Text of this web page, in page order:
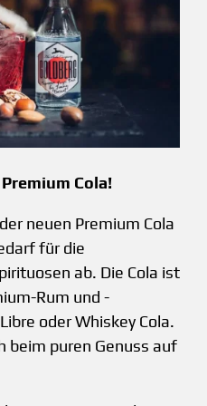
Cola!
neuen Premium Cola
für die
ab. Die Cola ist
Rum und -
oder Whiskey Cola.
beim puren Genuss auf